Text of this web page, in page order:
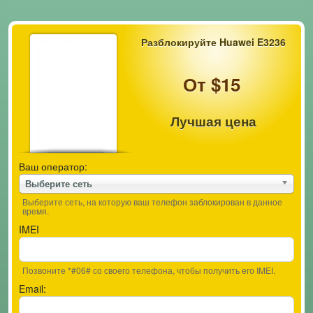
Разблокируйте Huawei E3236
От $15
Лучшая цена
Ваш оператор:
Выберите сеть
Выберите сеть, на которую ваш телефон заблокирован в данное
время.
IMEI
Позвоните *#06# со своего телефона, чтобы получить его IMEI.
Email: